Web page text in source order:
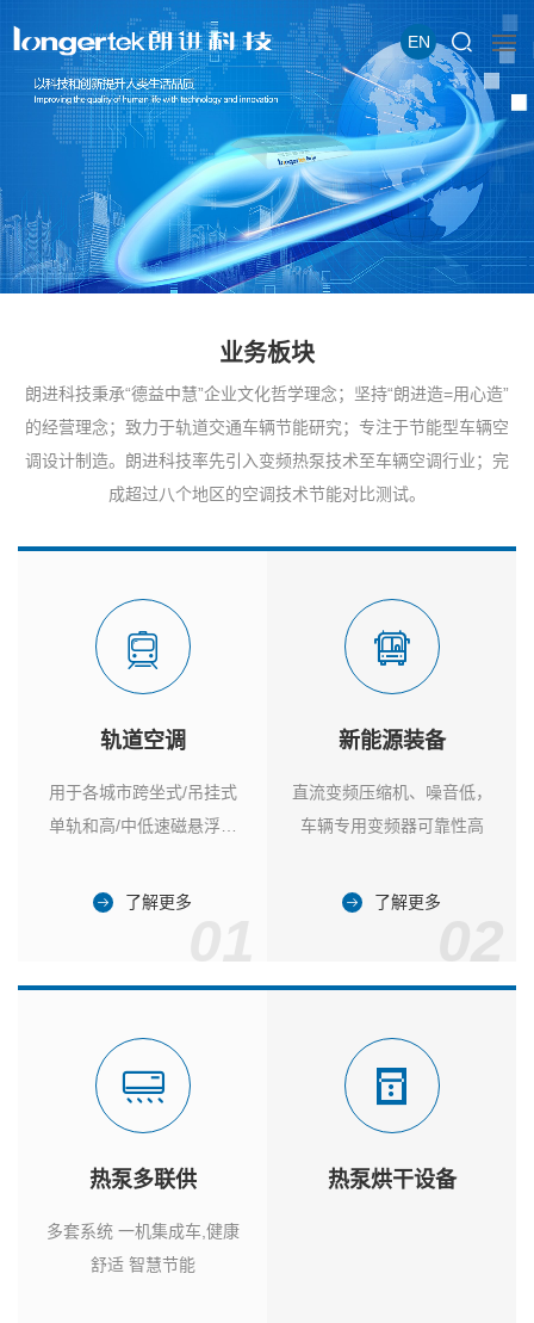
EN
业务板块
朗进科技秉承“德益中慧”企业文化哲学理念；坚持“朗进造=用心造”
的经营理念；致力于轨道交通车辆节能研究；专注于节能型车辆空
调设计制造。朗进科技率先引入变频热泵技术至车辆空调行业；完
成超过八个地区的空调技术节能对比测试。
轨道空调
用于各城市跨坐式/吊挂式
单轨和高/中低速磁悬浮列
了解更多
新能源装备
直流变频压缩机、噪音低，
车辆专用变频器可靠性高
了解更多
热泵多联供
多套系统 一机集成车,健康
舒适 智慧节能
热泵烘干设备